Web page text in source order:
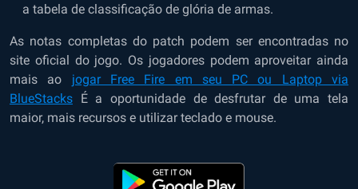
a tabela de classificação de glória de armas.
As notas completas do patch podem ser encontradas no
site oficial do jogo. Os jogadores podem aproveitar ainda
mais ao jogar Free Fire em seu PC ou Laptop via
BlueStacks É a oportunidade de desfrutar de uma tela
maior, mais recursos e utilizar teclado e mouse.